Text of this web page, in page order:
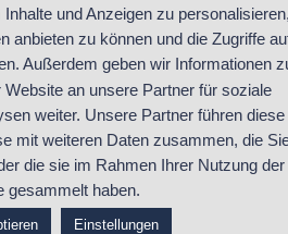
Neben der Badewanne ist für
unabdingbar....
...ganzen Beitrag lesen
und Anzeigen zu personalisieren,
anbieten zu können und die Zugriffe
Außerdem geben wir Informationen
an unsere Partner für soziale
weiter. Unsere Partner führen diese
mit weiteren Daten zusammen, die
die sie im Rahmen Ihrer Nutzung der
gesammelt haben.
Einstellungen